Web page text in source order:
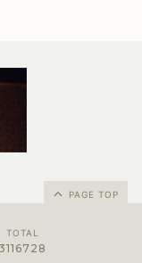
PAGE TOP
TOTAL
3116728